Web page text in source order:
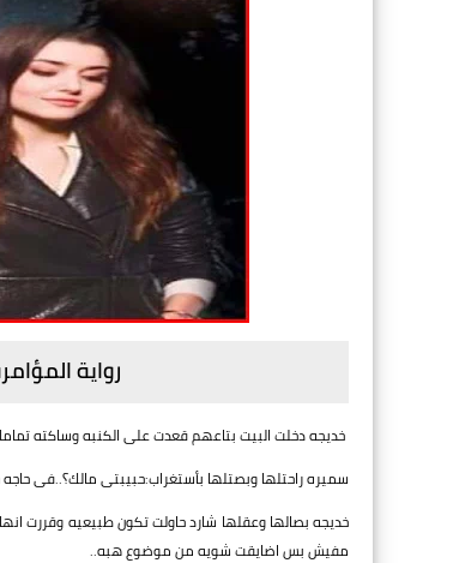
رواية
خديجه دخلت البيت بتاعهم قعدت على الكنبه وساكته
سميره راحتلها وبصتلها بأستغراب:حبيبتى مالك؟..فى
خديجه بصالها وعقلها شارد حاولت تكون طبيعيه
مفيش بس اضايقت شويه من موضوع هبه..